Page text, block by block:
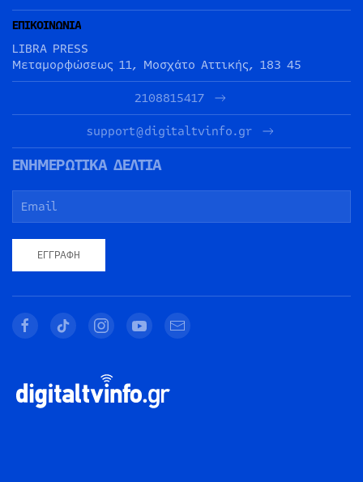
ΕΠΙΚΟΙΝΩΝΙΑ
LIBRA PRESS
Μεταμορφώσεως 11, Μοσχάτο Αττικής, 183 45
2108815417
support@digitaltvinfo.gr
ΕΝΗΜΕΡΩΤΙΚΑ ΔΕΛΤΙΑ
ΕΓΓΡΑΦΉ